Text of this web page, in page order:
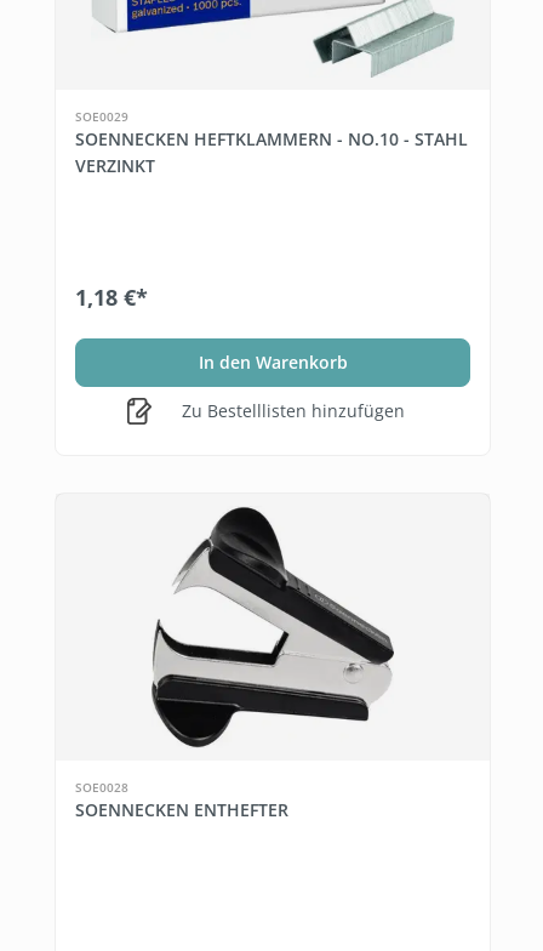
SOE0029
SOENNECKEN HEFTKLAMMERN - NO.10 - STAHL
VERZINKT
1,18 €*
In den Warenkorb
Zu Bestelllisten hinzufügen
SOE0028
SOENNECKEN ENTHEFTER